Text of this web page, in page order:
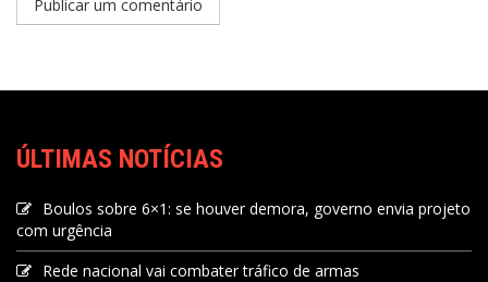
ÚLTIMAS NOTÍCIAS
Boulos sobre 6×1: se houver demora, governo envia projeto
com urgência
Rede nacional vai combater tráfico de armas